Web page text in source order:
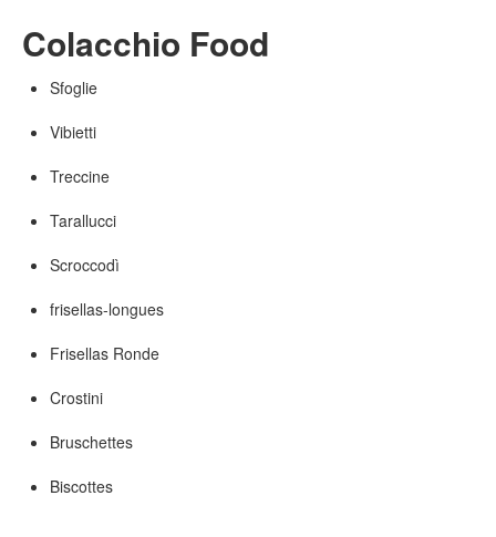
Colacchio Food
Sfoglie
Vibietti
Treccine
Tarallucci
Scroccodì
frisellas-longues
Frisellas Ronde
Crostini
Bruschettes
Biscottes